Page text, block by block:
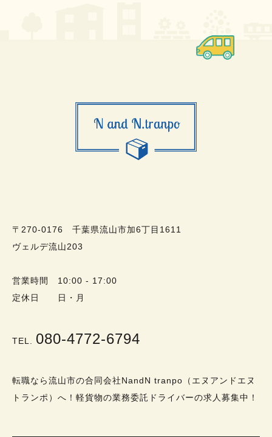
〒270-0176 千葉県流山市加6丁目1611
ヴェルデ流山203
営業時間 10:00 - 17:00
定休日 日・月
TEL. 080-4772-6794
転職なら流山市の合同会社NandN tranpo（エヌアンドエヌ
トランポ）へ！軽貨物の業務委託ドライバーの求人募集中！